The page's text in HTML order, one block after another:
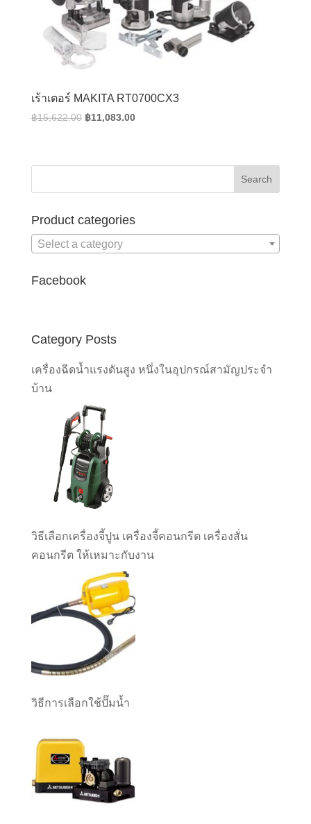
เร้าเตอร์ MAKITA RT0700CX3
฿15,622.00 Original
฿15,622.00.
฿11,083.00Current
฿11,083.00.
Product categories
Select a category
Facebook
Category Posts
เครื่องฉีดน้ำแรงดันสูง หนึ่งในอุปกรณ์สามัญประจำ
บ้าน
วิธีเลือกเครื่องจี้ปูน เครื่องจี้คอนกรีต เครื่องสั่น
คอนกรีต ให้เหมาะกับงาน
วิธีการเลือกใช้ปั๊มน้ำ